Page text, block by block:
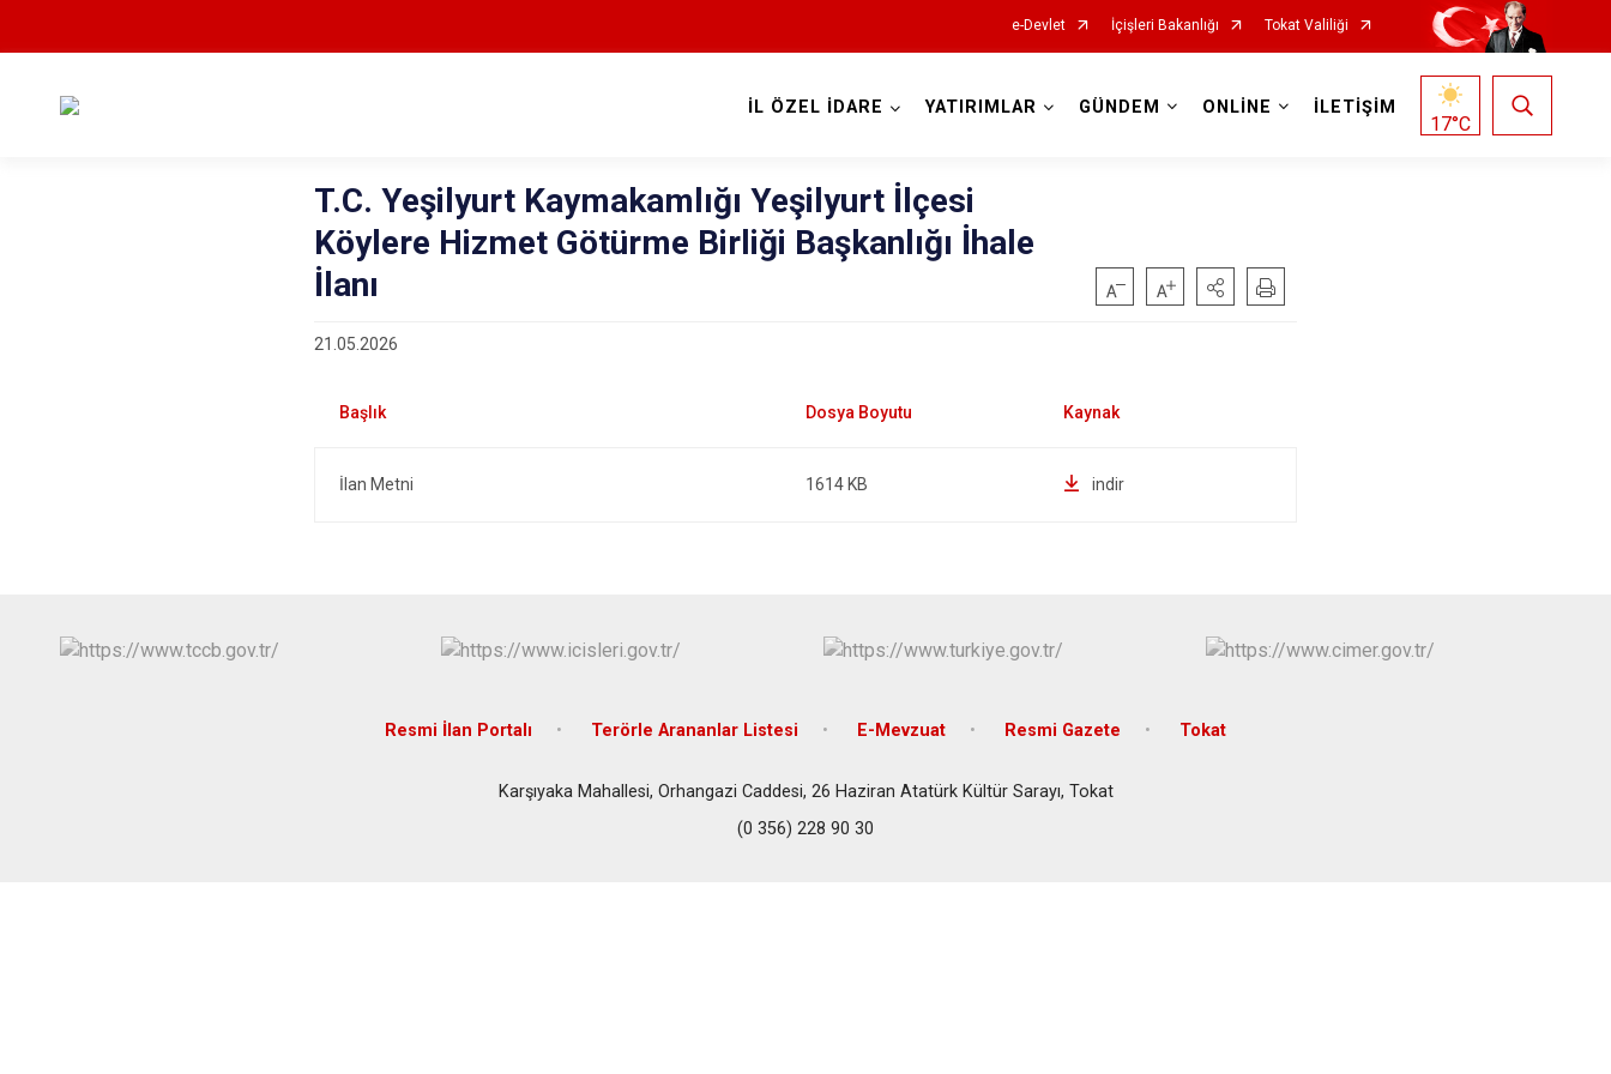
e-Devlet İçişleri Bakanlığı Tokat Valiliği
İL ÖZEL İDARE YATIRIMLAR GÜNDEM ONLİNE İLETİŞİM
17°C
T.C. Yeşilyurt Kaymakamlığı Yeşilyurt İlçesi
Köylere Hizmet Götürme Birliği Başkanlığı İhale
İlanı
21.05.2026
İlan Metni 1614 KB indir
Resmi İlan Portalı Terörle Arananlar Listesi E-Mevzuat Resmi Gazete Tokat
Karşıyaka Mahallesi, Orhangazi Caddesi, 26 Haziran Atatürk Kültür Sarayı, Tokat
(0 356) 228 90 30